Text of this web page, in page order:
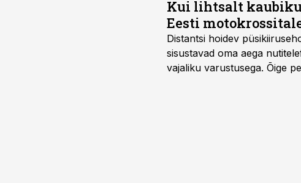
Kui lihtsalt
Eesti
Distantsi hoidev
sisustavad oma aega
vajaliku varustusega. Õige